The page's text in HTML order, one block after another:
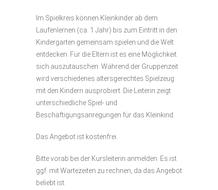
Im Spielkreis können Kleinkinder ab dem
Laufenlernen (ca. 1 Jahr) bis zum Eintritt in den
Kindergarten gemeinsam spielen und die Welt
entdecken. Für die Eltern ist es eine Möglichkeit
sich auszutauschen. Während der Gruppenzeit
wird verschiedenes altersgerechtes Spielzeug
mit den Kindern ausprobiert. Die Leiterin zeigt
unterschiedliche Spiel- und
Beschäftigungsanregungen für das Kleinkind.
Das Angebot ist kostenfrei.
Bitte vorab bei der Kursleiterin anmelden. Es ist
ggf. mit Wartezeiten zu rechnen, da das Angebot
beliebt ist.